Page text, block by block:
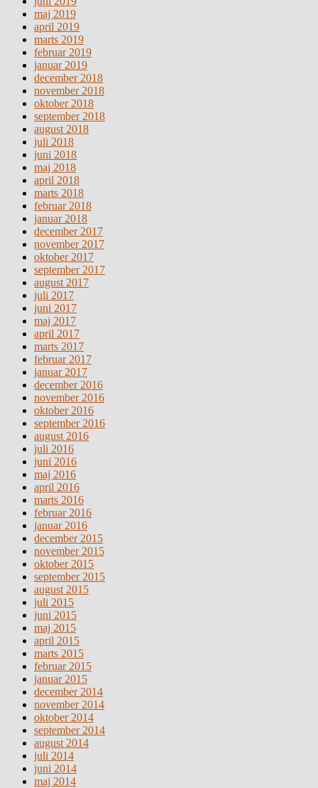
maj 2019
april 2019
marts 2019
februar 2019
januar 2019
december 2018
november 2018
oktober 2018
september 2018
august 2018
juli 2018
juni 2018
maj 2018
april 2018
marts 2018
februar 2018
januar 2018
december 2017
november 2017
oktober 2017
september 2017
august 2017
juli 2017
juni 2017
maj 2017
april 2017
marts 2017
februar 2017
januar 2017
december 2016
november 2016
oktober 2016
september 2016
august 2016
juli 2016
juni 2016
maj 2016
april 2016
marts 2016
februar 2016
januar 2016
december 2015
november 2015
oktober 2015
september 2015
august 2015
juli 2015
juni 2015
maj 2015
april 2015
marts 2015
februar 2015
januar 2015
december 2014
november 2014
oktober 2014
september 2014
august 2014
juli 2014
juni 2014
maj 2014